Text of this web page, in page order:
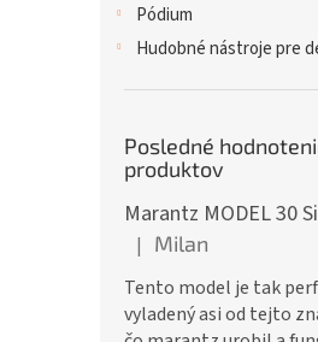
Pódium
Hudobné nástroje pre
Posledné
produktov
Marantz MODEL 30
Hodnotenie produktu je
| Milan
Tento model je tak
vyladený asi od tejto